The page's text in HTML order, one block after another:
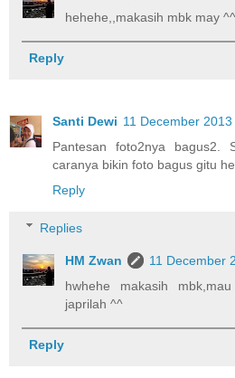
hehehe,,makasih mbk may ^^
Reply
Santi Dewi 11 December
Pantesan foto2nya bagus2.
caranya bikin foto bagus gitu
Reply
Replies
HM Zwan
11 December
hwhehe makasih
japrilah ^^
Reply